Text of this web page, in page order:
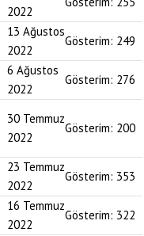
2022
13 Ağustos
2022
Gösterim: 249
6 Ağustos
2022
Gösterim: 276
30 Temmuz
2022
Gösterim: 200
23 Temmuz
2022
Gösterim: 353
16 Temmuz
2022
Gösterim: 322